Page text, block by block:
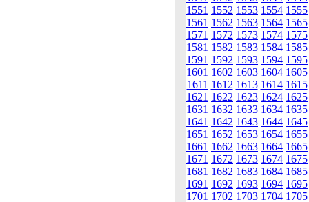
1551 1552 1553 1554 1555
1561 1562 1563 1564 1565
1571 1572 1573 1574 1575
1581 1582 1583 1584 1585
1591 1592 1593 1594 1595
1601 1602 1603 1604 1605
1611 1612 1613 1614 1615
1621 1622 1623 1624 1625
1631 1632 1633 1634 1635
1641 1642 1643 1644 1645
1651 1652 1653 1654 1655
1661 1662 1663 1664 1665
1671 1672 1673 1674 1675
1681 1682 1683 1684 1685
1691 1692 1693 1694 1695
1701 1702 1703 1704 1705